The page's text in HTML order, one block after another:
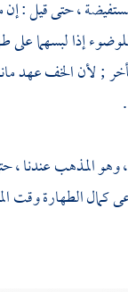
، حتى قيل :
إذا لبسهما
; لأن الخف عهد
وهو المذهب عندنا ،
كمال الطهارة وقت